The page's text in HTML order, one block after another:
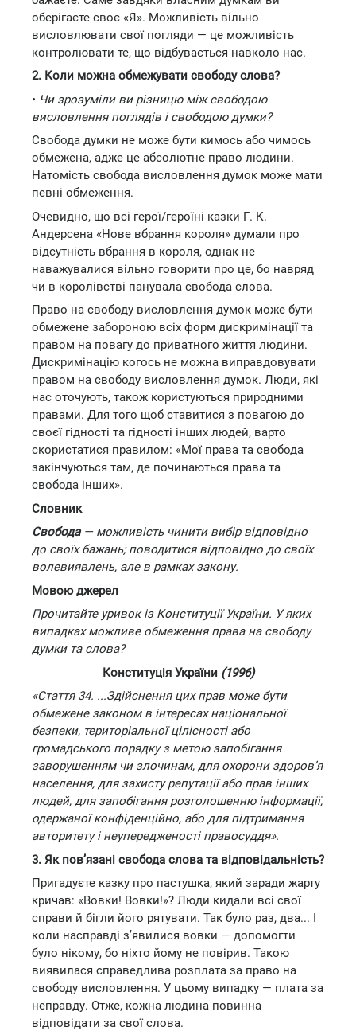
оберігаєте своє «Я». Можливість вільно
висловлювати свої погляди — це можливість
контролювати те, що відбувається навколо нас.
2. Коли можна обмежувати свободу слова?
• Чи зрозуміли ви різницю між свободою
висловлення поглядів і свободою думки?
Свобода думки не може бути кимось або чимось
обмежена, адже це абсолютне право людини.
Натомість свобода висловлення думок може мати
певні обмеження.
Очевидно, що всі герої/героїні казки Г. К.
Андерсена «Нове вбрання короля» думали про
відсутність вбрання в короля, однак не
наважувалися вільно говорити про це, бо навряд
чи в королівстві панувала свобода слова.
Право на свободу висловлення думок може бути
обмежене забороною всіх форм дискримінації та
правом на повагу до приватного життя людини.
Дискримінацію когось не можна виправдовувати
правом на свободу висловлення думок. Люди, які
нас оточують, також користуються природними
правами. Для того щоб ставитися з повагою до
своєї гідності та гідності інших людей, варто
скористатися правилом: «Мої права та свобода
закінчуються там, де починаються права та
свобода інших».
Словник
Свобода— можливість чинити вибір відповідно
до своїх бажань; поводитися відповідно до своїх
волевиявлень, але в рамках закону.
Мовою джерел
Прочитайте уривок із Конституції України. У яких
випадках можливе обмеження права на свободу
думки та слова?
Конституція України (1996)
«Стаття 34. ...Здійснення цих прав може бути
обмежене законом в інтересах національної
безпеки, територіальної цілісності або
громадського порядку з метою запобігання
заворушенням чи злочинам, для охорони здоров’я
населення, для захисту репутації або прав інших
людей, для запобігання розголошенню інформації,
одержаної конфіденційно, або для підтримання
авторитету і неупередженості правосуддя».
3. Як пов’язані свобода слова та відповідальність?
Пригадуєте казку про пастушка, який заради жарту
кричав: «Вовки! Вовки!»? Люди кидали всі свої
справи й бігли його рятувати. Так було раз, два... І
коли насправді з’явилися вовки — допомогти
було нікому, бо ніхто йому не повірив. Такою
виявилася справедлива розплата за право на
свободу висловлення. У цьому випадку — плата за
неправду. Отже, кожна людина повинна
відповідати за свої слова.